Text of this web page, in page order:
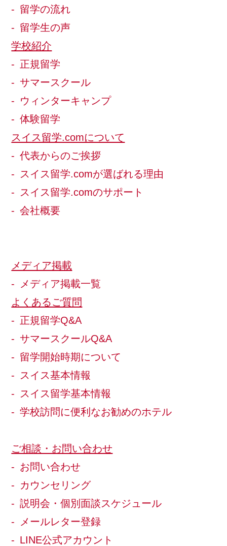
留学の流れ
留学生の声
学校紹介
正規留学
サマースクール
ウィンターキャンプ
体験留学
スイス留学.comについて
代表からのご挨拶
スイス留学.comが選ばれる理由
スイス留学.comのサポート
会社概要
メディア掲載
メディア掲載一覧
よくあるご質問
正規留学Q&A
サマースクールQ&A
留学開始時期について
スイス基本情報
スイス留学基本情報
学校訪問に便利なお勧めのホテル
ご相談・お問い合わせ
お問い合わせ
カウンセリング
説明会・個別面談スケジュール
メールレター登録
LINE公式アカウント